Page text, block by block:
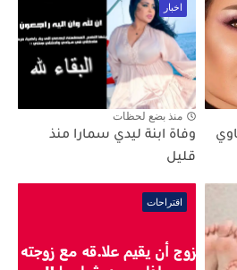
اخبار
منذ بضع لحظات
وفاة ابنة ليدي سمارا منذ
قليل
اقتراحات